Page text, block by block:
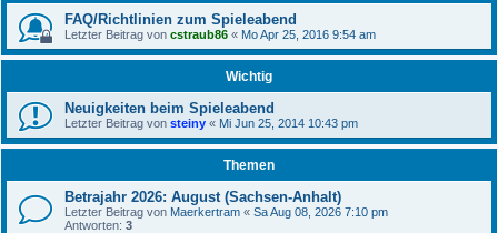
FAQ/Richtlinien zum Spieleabend
Letzter Beitrag von cstraub86 « Mo Apr 25, 2016 9:54 am
Wichtig
Neuigkeiten beim Spieleabend
Letzter Beitrag von steiny « Mi Jun 25, 2014 10:43 pm
Themen
Betrajahr 2026: August (Sachsen-Anhalt)
Letzter Beitrag von Maerkertram « Sa Aug 08, 2026 7:10 pm
Antworten: 3